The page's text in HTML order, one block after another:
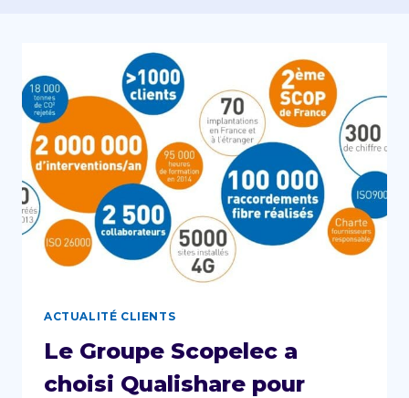
ACTUALITÉ CLIENTS
Le Groupe Scopelec a
choisi Qualishare pour